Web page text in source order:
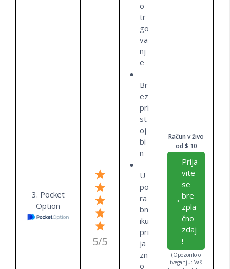
3. Pocket
Option
5/5
o
tr
go
va
nj
e
Br
ez
pri
st
oj
bi
n
U
po
ra
bn
iku
pri
ja
zn
o
Račun v živo
od $ 10
Prija
vite
se
bre
zpla
čno
zdaj
!
(Opozorilo o
tveganju: Vaš